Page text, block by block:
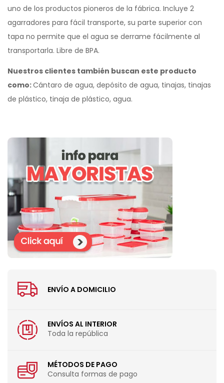
uno de los productos pioneros de la fábrica. Incluye 2
agarradores para fácil transporte, su parte superior con
tapa no permite que el agua se derrame fácilmente al
transportarla. Libre de BPA.
Nuestros clientes también buscan este producto
como:Cántaro de agua, depósito de agua, tinajas, tinajas
de plástico, tinaja de plástico, agua.
ENVÍO A DOMICILIO
ENVÍOS AL INTERIOR
Toda la república
MÉTODOS DE PAGO
Consulta formas de pago